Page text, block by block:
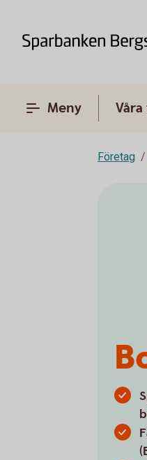
Meny
Företag